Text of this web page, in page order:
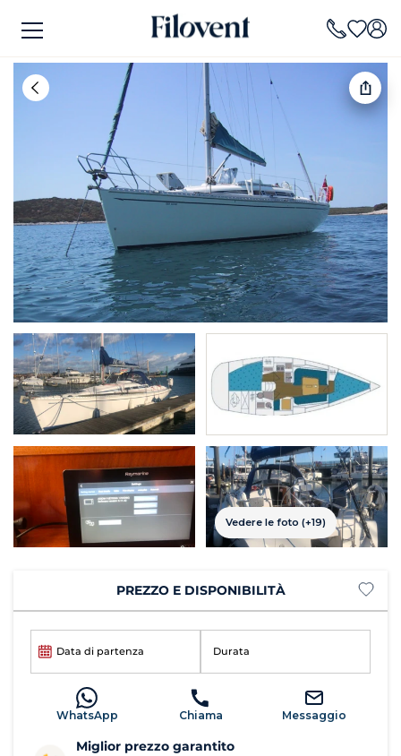
Vedere le foto (+19)
PREZZO E DISPONIBILITÀ
Data di partenza Durata
WhatsApp Chiama Messaggio
Miglior prezzo garantito